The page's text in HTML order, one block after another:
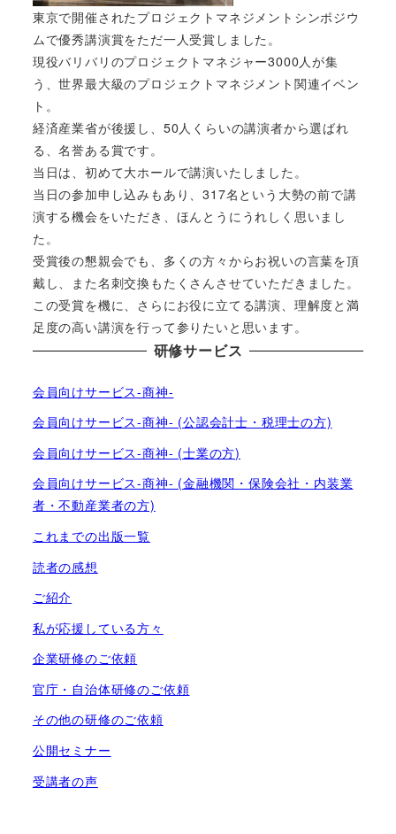
東京で開催されたプロジェクトマネジメントシンポジウ
ムで優秀講演賞をただ一人受賞しました。
現役バリバリのプロジェクトマネジャー3000人が集
う、世界最大級のプロジェクトマネジメント関連イベン
ト。
経済産業省が後援し、50人くらいの講演者から選ばれ
る、名誉ある賞です。
当日は、初めて大ホールで講演いたしました。
当日の参加申し込みもあり、317名という大勢の前で講
演する機会をいただき、ほんとうにうれしく思いまし
た。
受賞後の懇親会でも、多くの方々からお祝いの言葉を頂
戴し、また名刺交換もたくさんさせていただきました。
この受賞を機に、さらにお役に立てる講演、理解度と満
足度の高い講演を行って参りたいと思います。
研修サービス
会員向けサービス-商神-
会員向けサービス-商神- (公認会計士・税理士の方)
会員向けサービス-商神- (士業の方)
会員向けサービス-商神- (金融機関・保険会社・内装業
者・不動産業者の方)
これまでの出版一覧
読者の感想
ご紹介
私が応援している方々
企業研修のご依頼
官庁・自治体研修のご依頼
その他の研修のご依頼
公開セミナー
受講者の声